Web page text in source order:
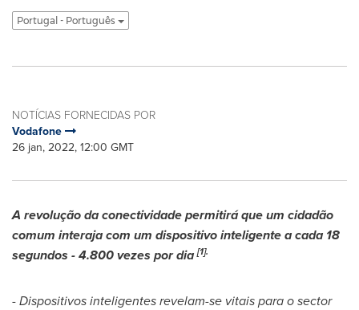
Portugal - Português
NOTÍCIAS FORNECIDAS POR
Vodafone
26 jan, 2022, 12:00 GMT
A revolução da conectividade permitirá que um cidadão
comum interaja com um dispositivo inteligente a cada 18
segundos - 4.800 vezes por dia[1].
-Dispositivos inteligentes revelam-se vitais para o sector